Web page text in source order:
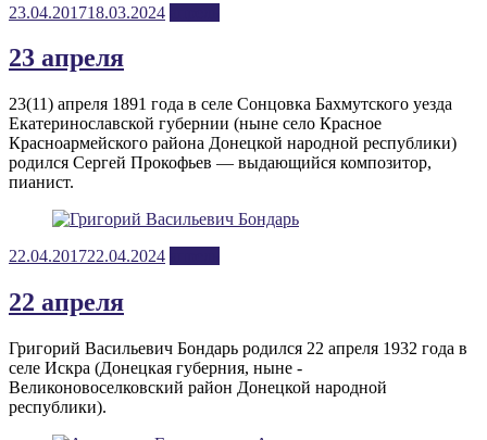
Posted
23.04.201718.03.2024
23 апреля
23(11) апреля 1891 года в селе Сонцовка Бахмутского уезда
Екатеринославской губернии (ныне село Красное
Красноармейского района Донецкой народной республики)
родился Сергей Прокофьев — выдающийся композитор,
пианист.
Posted
22.04.201722.04.2024
22 апреля
Григорий Васильевич Бондарь родился 22 апреля 1932 года в
селе Искра (Донецкая губерния, ныне -
Великоновоселковский район Донецкой народной
республики).